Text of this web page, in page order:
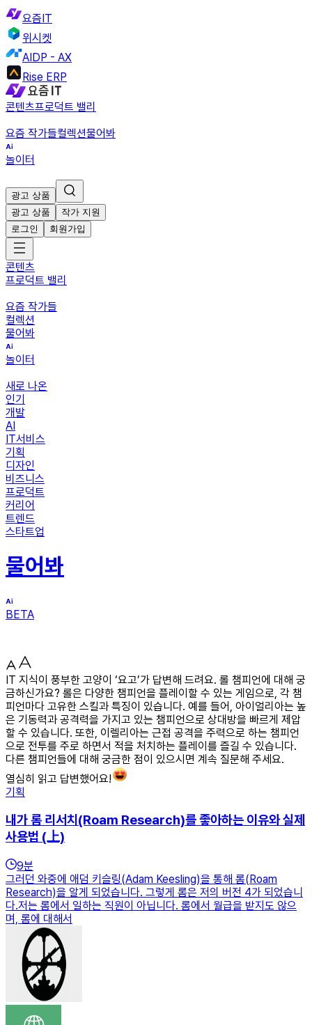
요즘IT
위시켓
AIDP - AX
Rise ERP
콘텐츠프로덕트 밸리
요즘 작가들컬렉션물어봐
놀이터
광고 상품
광고 상품
작가 지원
로그인
회원가입
콘텐츠
프로덕트 밸리
요즘 작가들
컬렉션
물어봐
놀이터
새로 나온
인기
개발
AI
IT서비스
기획
디자인
비즈니스
프로덕트
커리어
트렌드
스타트업
물어봐
BETA
IT 지식이 풍부한 고양이 ‘요고’가 답변해 드려요. 롤 챔피언에 대해 궁
금하신가요? 롤은 다양한 챔피언을 플레이할 수 있는 게임으로, 각 챔
피언마다 고유한 스킬과 특징이 있습니다. 예를 들어, 아이얼리아는 높
은 기동력과 공격력을 가지고 있는 챔피언으로 상대방을 빠르게 제압
할 수 있습니다. 또한, 이렐리아는 근접 공격을 주력으로 하는 챔피언
으로 전투를 주로 하면서 적을 처치하는 플레이를 즐길 수 있습니다.
다른 챔피언들에 대해 궁금한 점이 있으시면 계속 질문해 주세요.
열심히 읽고 답변했어요!
기획
내가 롬 리서치(Roam Research)를 좋아하는 이유와 실제
사용법 (上)
9분
그러던 와중에 애덤 키슬링(Adam Keesling)을 통해 롬(Roam
Research)을 알게 되었습니다. 그렇게 롬은 저의 버전 4가 되었습니
다.저는 롬에서 일하는 직원이 아닙니다. 롬에서 월급을 받지도 않으
며, 롬에 대해서